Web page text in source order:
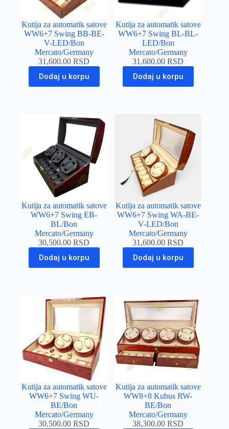
Kutija za automatik satove
WW6+7 Swing BB-BE-
V-LED/Bon
Mercato/Germany
31,600.00RSD
Dodaj u korpu
Kutija za automatik satove
WW6+7 Swing BL-BL-
LED/Bon
Mercato/Germany
31,600.00RSD
Dodaj u korpu
Kutija za automatik satove
WW6+7 Swing EB-
BL/Bon
Mercato/Germany
30,500.00RSD
Dodaj u korpu
Kutija za automatik satove
WW6+7 Swing WA-BE-
V-LED/Bon
Mercato/Germany
31,600.00RSD
Dodaj u korpu
Kutija za automatik satove
WW6+7 Swing WU-
BE/Bon
Mercato/Germany
30,500.00RSD
Kutija za automatik satove
WW8+8 Kubus RW-
BE/Bon
Mercato/Germany
38,300.00RSD